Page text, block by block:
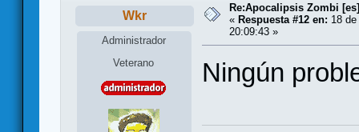
Wkr
Administrador
Veterano
Re:Apocalipsis Zombi [es]
« Respuesta #12 en: 18
20:09:43 »
Ningún